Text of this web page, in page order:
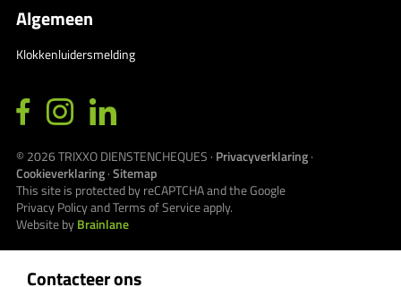
Contacteer ons
Algemeen
Klokkenluidersmelding
© 2026TRIXXO DIENSTENCHEQUES · Privacyverklaring·
Cookieverklaring·Sitemap
This site is protected by reCAPTCHA and the Google
Privacy PolicyandTerms of Serviceapply.
Website byBrainlane